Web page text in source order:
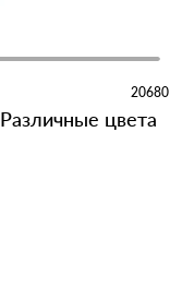
20680
цвета